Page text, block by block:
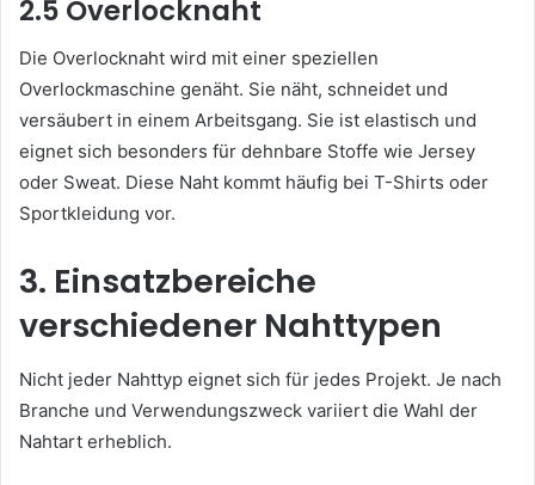
2.5 Overlocknaht
Die Overlocknaht wird mit einer speziellen
Overlockmaschine genäht. Sie näht, schneidet und
versäubert in einem Arbeitsgang. Sie ist elastisch und
eignet sich besonders für dehnbare Stoffe wie Jersey
oder Sweat. Diese Naht kommt häufig bei T-Shirts oder
Sportkleidung vor.
3. Einsatzbereiche
verschiedener Nahttypen
Nicht jeder Nahttyp eignet sich für jedes Projekt. Je nach
Branche und Verwendungszweck variiert die Wahl der
Nahtart erheblich.